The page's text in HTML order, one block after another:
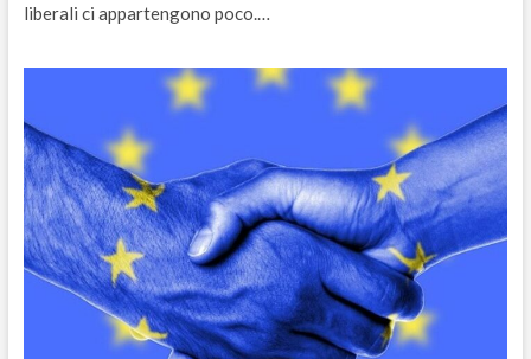
liberali ci appartengono poco.…